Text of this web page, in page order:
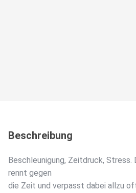
Beschreibung
Beschleunigung, Zeitdruck, Stress.
rennt gegen
die Zeit und verpasst dabei allzu